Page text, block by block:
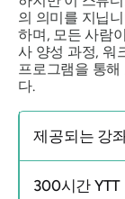
의 의미를 지닙
하며, 모든 사람
사 양성 과정, 워
프로그램을 통해
다.
제공되는 강
300시간 YTT